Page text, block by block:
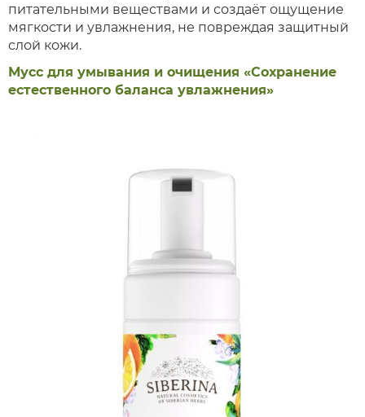
питательными веществами и создаёт ощущение
мягкости и увлажнения, не повреждая защитный
слой кожи.
Мусс для умывания и очищения «Сохранение
естественного баланса увлажнения»